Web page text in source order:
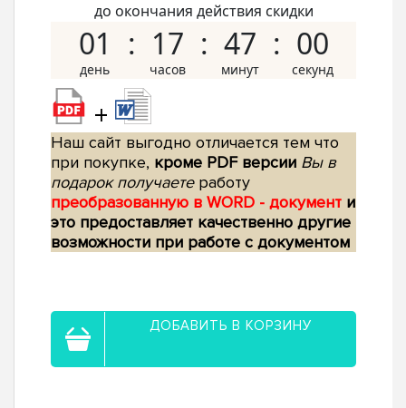
до окончания действия скидки
01 17 46 59
+
Наш сайт выгодно отличается тем что
при покупке, кроме PDF версии Вы в
подарок получаетеработу
преобразованную в WORD - документ и
это предоставляет качественно другие
возможности при работе с документом
ДОБАВИТЬ В КОРЗИНУ